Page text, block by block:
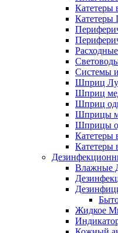
Катетеры
Катетеры
Системы
Шприц
Шприц
Шприц
Шприцы
Шприцы
Катетеры
Катетеры
Влажные
Жидкое